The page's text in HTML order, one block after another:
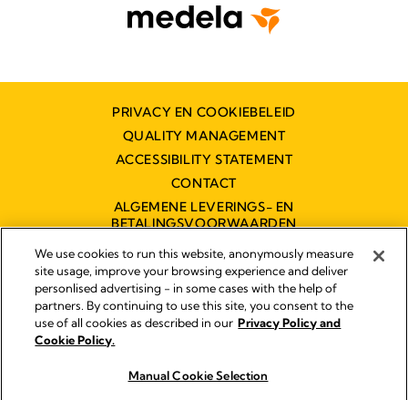
PRIVACY EN COOKIEBELEID
QUALITY MANAGEMENT
ACCESSIBILITY STATEMENT
CONTACT
ALGEMENE LEVERINGS- EN
BETALINGSVOORWAARDEN
TOEGANKELIJKHEIDSVERKLARING
Impressum
Legal Notice
We use cookies to run this website, anonymously measure
site usage, improve your browsing experience and deliver
personlised advertising - in some cases with the help of
partners. By continuing to use this site, you consent to the
use of all cookies as described in our Privacy Policy and
Cookie Policy.
Manual Cookie Selection